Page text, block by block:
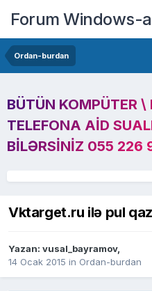
Forum Windows-
Ordan-burdan
BÜTÜN KOMPÜTER
TELEFONA AID
BILƏRSINIZ 055 226
Vktarget.ru ilə pul
Yazan: vusal_bayramov,
14 Ocak 2015 in Ordan-burdan